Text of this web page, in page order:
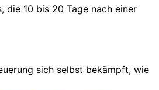
die 10 bis 20 Tage nach einer
sich selbst bekämpft, wie